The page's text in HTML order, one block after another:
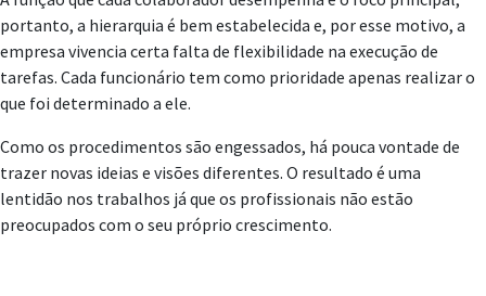
portanto, a hierarquia é bem estabelecida e, por esse motivo, a
empresa vivencia certa falta de flexibilidade na execução de
tarefas. Cada funcionário tem como prioridade apenas realizar o
que foi determinado a ele.
Como os procedimentos são engessados, há pouca vontade de
trazer novas ideias e visões diferentes. O resultado é uma
lentidão nos trabalhos já que os profissionais não estão
preocupados com o seu próprio crescimento.